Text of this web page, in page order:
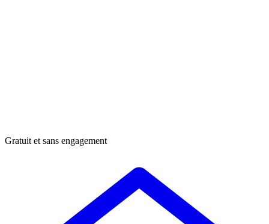
Gratuit et sans engagement